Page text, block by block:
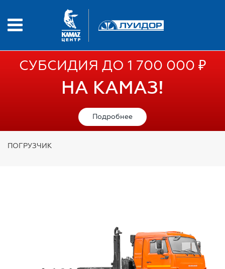
СУБСИДИЯ ДО 1 700 000 ₽
НА КАМАЗ!
Подробнее
ПОГРУЗЧИК